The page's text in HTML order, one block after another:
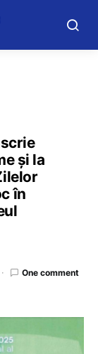
și la
în
One comment